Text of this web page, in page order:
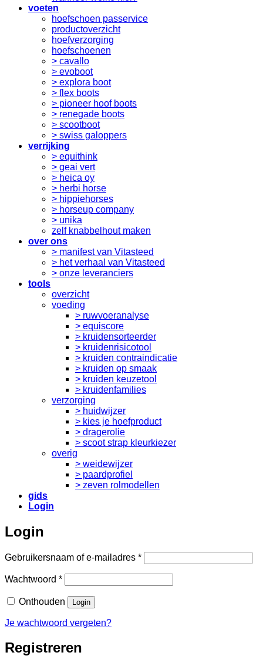
voeten
hoefschoen passervice
productoverzicht
hoefverzorging
hoefschoenen
> cavallo
> evoboot
> explora boot
> flex boots
> pioneer hoof boots
> renegade boots
> scootboot
> swiss galoppers
verrijking
> equithink
> geai vert
> heica oy
> herbi horse
> hippiehorses
> horseup company
> unika
zelf knabbelhout maken
over ons
> manifest van Vitasteed
> het verhaal van Vitasteed
> onze leveranciers
tools
overzicht
voeding
> ruwvoeranalyse
> equiscore
> kruidensorteerder
> kruidenrisicotool
> kruiden contraindicatie
> kruiden op smaak
> kruiden keuzetool
> kruidenfamilies
verzorging
> huidwijzer
> kies je hoefproduct
> dragerolie
> scoot strap kleurkiezer
overig
> weidewijzer
> paardprofiel
> zeven rolmodellen
gids
Login
Login
Gebruikersnaam of e-mailadres *Vereist
Wachtwoord *Vereist
Onthouden Login
Je wachtwoord vergeten?
Registreren